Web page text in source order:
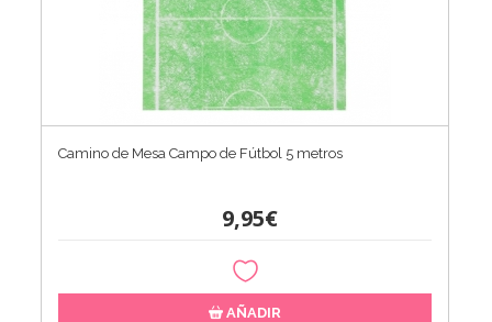
Camino de Mesa Campo de Fútbol 5 metros
9,95€
AÑADIR